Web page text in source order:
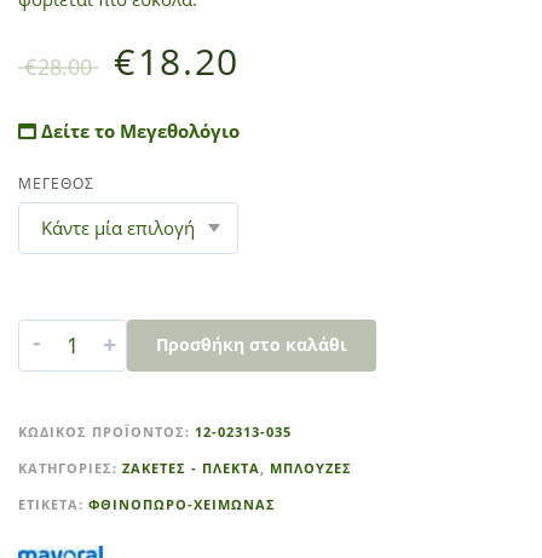
€28.00 €18.20
Δείτε το Μεγεθολόγιο
ΜΕΓΕΘΟΣ
- + Προσθήκη στο καλάθι
t
e
r
ΚΩΔΙΚΌΣ ΠΡΟΪΌΝΤΟΣ: 12-02313-035
ΚΑΤΗΓΟΡΊΕΣ: ΖΑΚΕΤΕΣ - ΠΛΕΚΤΑ
ΜΠΛΟΥΖΕΣ
ΕΤΙΚΈΤΑ: ΦΘΙΝΟΠΩΡΟ-ΧΕΙΜΩΝΑΣ